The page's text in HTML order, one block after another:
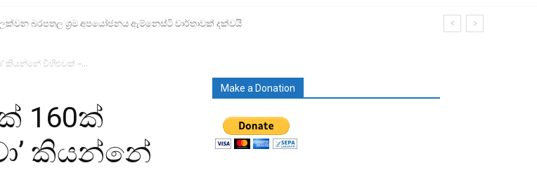
බරපතල ශ්‍රම අපයෝජනය ඇම්නෙස්ටි වාර්තාවක් දක්වයි
කියන්නේ විහිළුවක් –...
160ක්
කියන්නේ
Make a Donation